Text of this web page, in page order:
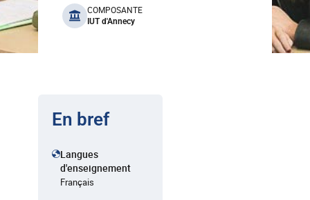
benefits
COMPOSANTE
IUT d'Annecy
En bref
Langues
d'enseignement
Français